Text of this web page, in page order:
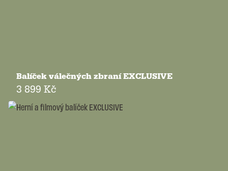
Balíček válečných zbraní EXCLUSIVE
3 899 Kč